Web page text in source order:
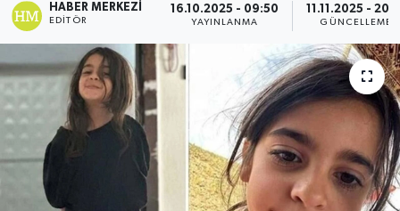
HABER MERKEZI
EDITÖR
16.10.2025 - 09:50
YAYINLANMA
11.11.2025 -
GÜNCELLEME